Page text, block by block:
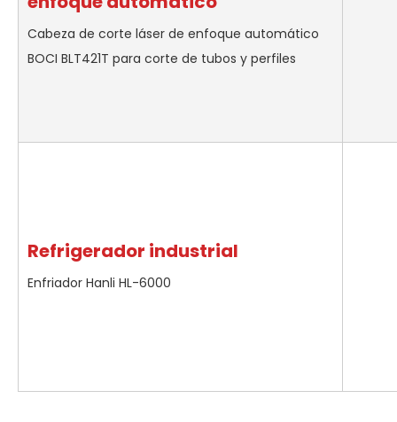
Cabeza de corte láser de enfoque automático
BOCI BLT421T para corte de tubos y perfiles
Refrigerador industrial
Enfriador Hanli HL-6000